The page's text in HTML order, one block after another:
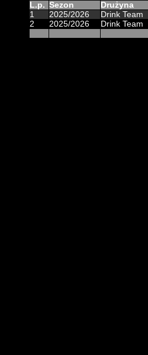
L.p. Sezon Drużyna
1
2025/2026 Drink Team
2
2025/2026 Drink Team